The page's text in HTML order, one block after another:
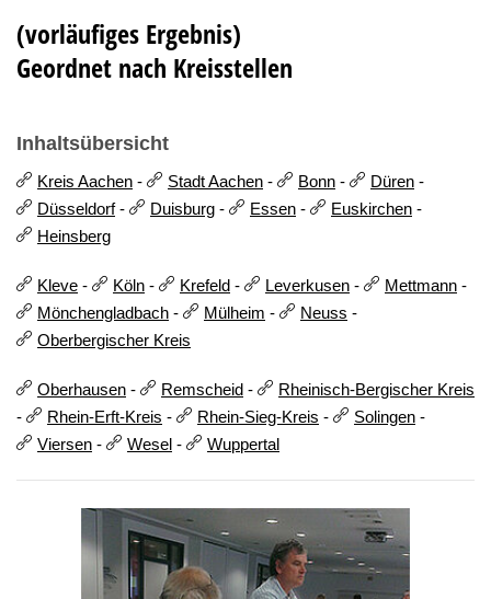
(vorläufiges Ergebnis)
Geordnet nach Kreisstellen
Inhaltsübersicht
Kreis Aachen - Stadt Aachen - Bonn - Düren -
Düsseldorf- Duisburg - Essen - Euskirchen -
Heinsberg
Kleve - Köln - Krefeld - Leverkusen - Mettmann -
Mönchengladbach - Mülheim - Neuss -
Oberbergischer Kreis
Oberhausen - Remscheid -
Rheinisch-Bergischer Kreis
-
Rhein-Erft-Kreis - Rhein-Sieg-Kreis - Solingen -
Viersen - Wesel - Wuppertal